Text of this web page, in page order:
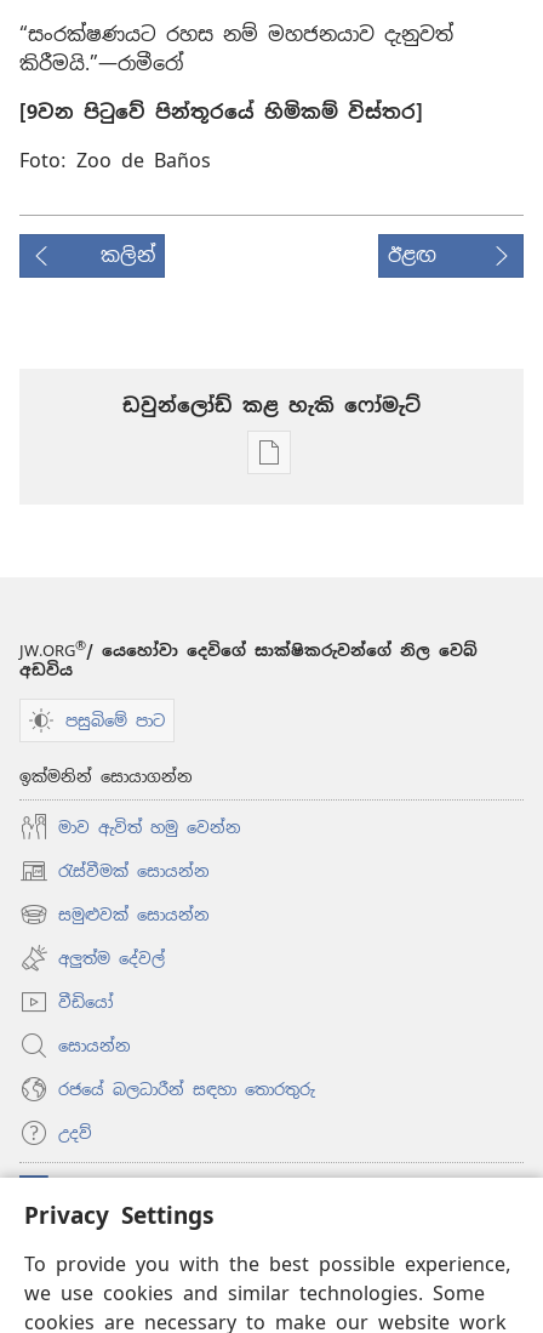
Privacy Settings
To provide you with the best possible experience,
we use cookies and similar technologies. Some
cookies are necessary to make our website work
“සංරක්ෂණයට රහස නම් මහජනයාව දැනුවත්
කිරීමයි.”—රාමීරෝ
[9වන පිටුවේ පින්තූරයේ හිමිකම් විස්තර]
Foto: Zoo de Baños
කලින් ඊළඟ
ඩවුන්ලෝඩ් කළ හැකි ‍‍ෆෝමැට්
ප්‍රකාශන
සහ
JW.ORG®/ යෙහෝවා දෙවිගේ සාක්ෂිකරුවන්ගේ නිල වෙබ්
අඩවිය
පසුබිමේ පාට
ඉක්මනින් සොයාගන්න
මාව ඇවිත් හමු වෙන්න
රැස්වීමක් සොයන්න
(opens
new
window)
සමුළුවක් සොයන්න
(opens
new
window)
අලුත්ම දේවල්
වීඩියෝ
සොයන්න
රජයේ බලධාරීන් සඳහා තොරතුරු
උදව්
(opens
new
ඔන්ලයින් ලයිබ්‍රරි
(opens
new
window)JW Hub
(opens